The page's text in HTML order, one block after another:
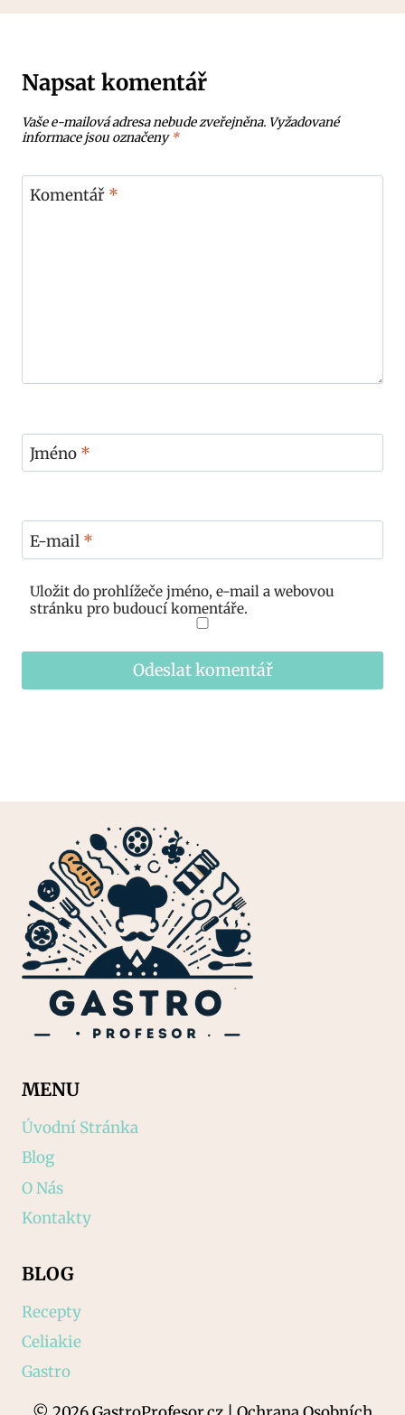
Napsat komentář
Vaše e-mailová adresa nebude zveřejněna. Vyžadované
informace jsou označeny*
Komentář *
Jméno *
E-mail *
Uložit do prohlížeče jméno, e-mail a webovou
stránku pro budoucí komentáře.
MENU
Úvodní Stránka
Blog
O Nás
Kontakty
BLOG
Recepty
Celiakie
Gastro